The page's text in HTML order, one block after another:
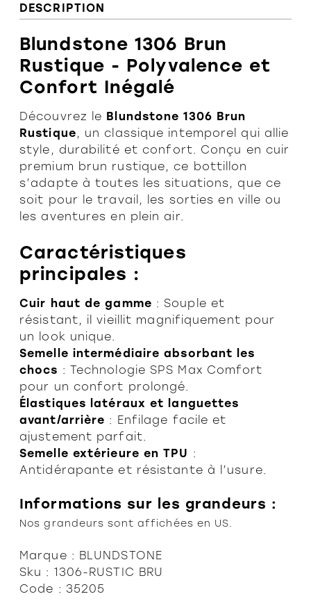
ORTHÈSES
DESCRIPTION
Blundstone 1306 Brun
Rustique - Polyvalence et
Confort Inégalé
Découvrez le Blundstone 1306 Brun
Rustique, un classique intemporel qui allie
style, durabilité et confort. Conçu en cuir
premium brun rustique, ce bottillon
s’adapte à toutes les situations, que ce
soit pour le travail, les sorties en ville ou
les aventures en plein air.
Caractéristiques
principales :
Cuir haut de gamme : Souple et
résistant, il vieillit magnifiquement pour
un look unique.
Semelle intermédiaire absorbant les
chocs : Technologie SPS Max Comfort
pour un confort prolongé.
Élastiques latéraux et languettes
avant/arrière : Enfilage facile et
ajustement parfait.
Semelle extérieure en TPU :
Antidérapante et résistante à l’usure.
Informations sur les grandeurs :
Nos grandeurs sont affichées en US.
Marque : BLUNDSTONE
Sku : 1306-RUSTIC BRU
Code : 35205